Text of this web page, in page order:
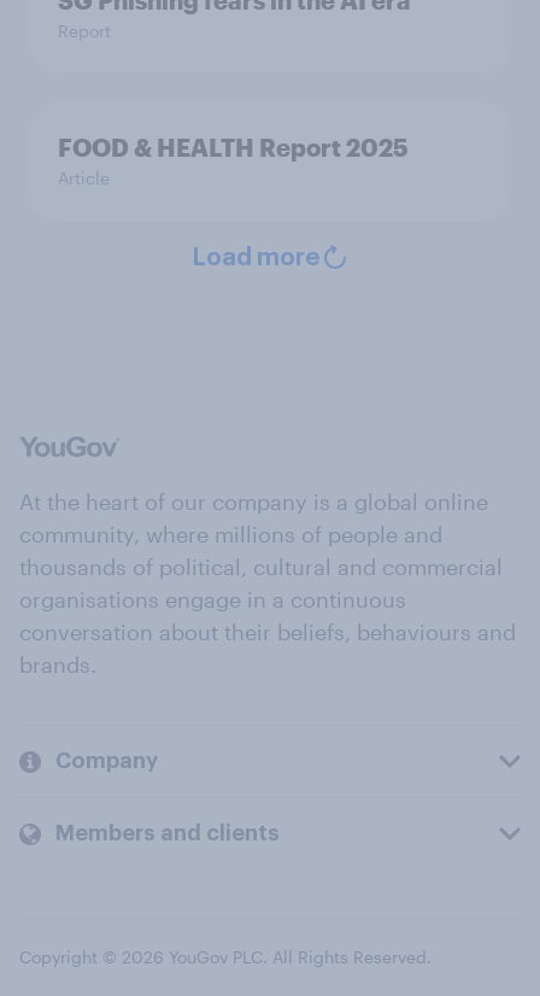
Report
FOOD & HEALTH Report 2025
Article
Load more
At the heart of our company is a global online
community, where millions of people and
thousands of political, cultural and commercial
organisations engage in a continuous
conversation about their beliefs, behaviours and
brands.
Company
Members and clients
Copyright © 2026 YouGov PLC. All Rights Reserved.